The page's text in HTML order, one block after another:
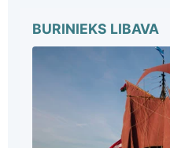
BURINIEKS LIBAVA